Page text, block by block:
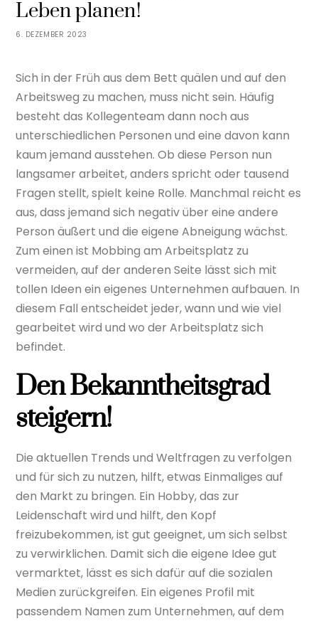
6. DEZEMBER 2023
Leben planen!
Sich in der Früh aus dem Bett quälen und auf den
Arbeitsweg zu machen, muss nicht sein. Häufig
besteht das Kollegenteam dann noch aus
unterschiedlichen Personen und eine davon kann
kaum jemand ausstehen. Ob diese Person nun
langsamer arbeitet, anders spricht oder tausend
Fragen stellt, spielt keine Rolle. Manchmal reicht es
aus, dass jemand sich negativ über eine andere
Person äußert und die eigene Abneigung wächst.
Zum einen ist Mobbing am Arbeitsplatz zu
vermeiden, auf der anderen Seite lässt sich mit
tollen Ideen ein eigenes Unternehmen aufbauen. In
diesem Fall entscheidet jeder, wann und wie viel
gearbeitet wird und wo der Arbeitsplatz sich
befindet.
Den Bekanntheitsgrad
steigern!
Die aktuellen Trends und Weltfragen zu verfolgen
und für sich zu nutzen, hilft, etwas Einmaliges auf
den Markt zu bringen. Ein Hobby, das zur
Leidenschaft wird und hilft, den Kopf
freizubekommen, ist gut geeignet, um sich selbst
zu verwirklichen. Damit sich die eigene Idee gut
vermarktet, lässt es sich dafür auf die sozialen
Medien zurückgreifen. Ein eigenes Profil mit
passendem Namen zum Unternehmen, auf dem